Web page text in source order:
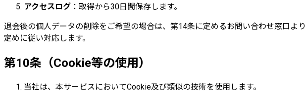
アクセスログ ：取得から30日間保存します。
退会後の個人データの削除をご希望の場合は、第14条に定めるお問い合わせ窓口よ
定めに従い対応します。
第10条（Cookie等の使用）
当社は、本サービスにおいてCookie及び類似の技術を使用します。